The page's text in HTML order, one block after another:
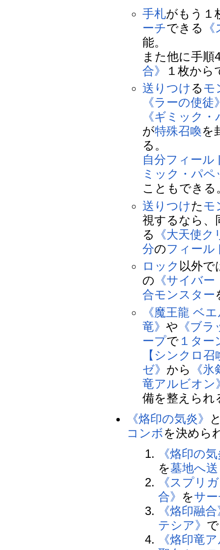
手札がもう１
ーチできる
能。
また他に手順
合》
１枚から
送りつけ るモ
《ラーの使徒
《ギミック
が特殊召喚を
る。
自分フィール
ミック・パ
こともできる
送りつけたモ
視するなら、
る
《大天使
分のフィール
ロック 以外で
の 《サイバ
合モンスター
《魔王龍 ベ
竜》や 《ブ
ープで １ター
【シンクロ召
ゼ》 から
《
竜アルビオン
備を整えられ
《烙印の気炎》
コンボを決めら
《烙印の
を墓地へ
《スプリ
合》 をサ
《烙印融
テシア》 で
《烙印竜